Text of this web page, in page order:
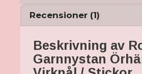
Recensioner (1)
Beskrivning av
Garnnystan